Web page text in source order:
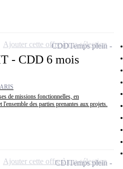
- CDD 6 mois
de missions fonctionnelles, en
des parties prenantes aux projets.
CDDTemps plein
Ajouter cette offre à ma sélection
CDITemps plein
Ajouter cette offre à ma sélection